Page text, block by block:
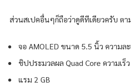
ส่วนสเปคอื่นๆก็ถือว่าดูดีทีเดียวครับ ตา
จอ AMOLED ขนาด 5.5 นิ้ว ความล
ชิปประมวลผล Quad Core ความเร็
แรม 2 GB